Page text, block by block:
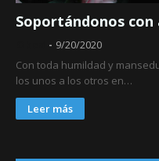
Soportándonos con
9/20/2020
Con toda humildad y
los unos a los otros en…
Leer más